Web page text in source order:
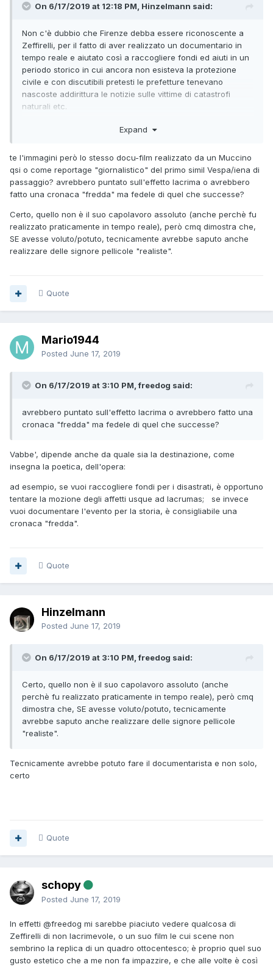
On 6/17/2019 at 12:18 PM, Hinzelmann said:
Non c'è dubbio che Firenze debba essere riconoscente a
Zeffirelli, per il fatto di aver realizzato un documentario in
tempo reale e aiutato così a raccogliere fondi ed aiuti in un
periodo storico in cui ancora non esisteva la protezione
civile e con discutibili pretesti le prefetture tenevano
nascoste addirittura le notizie sulle vittime di catastrofi
naturali etc.
Non so francamente quanto un'opera del genere possa
Expand
te l'immagini però lo stesso docu-film realizzato da un Muccino
qsi o come reportage "giornalistico" del primo simil Vespa/iena di
passaggio? avrebbero puntato sull'effetto lacrima o avrebbero
fatto una cronaca "fredda" ma fedele di quel che successe?
Certo, quello non è il suo capolavoro assoluto (anche perchè fu
realizzato praticamente in tempo reale), però cmq dimostra che,
SE avesse voluto/potuto, tecnicamente avrebbe saputo anche
realizzare delle signore pellicole "realiste".
Quote
Mario1944
Posted June 17, 2019
On 6/17/2019 at 3:10 PM, freedog said:
avrebbero puntato sull'effetto lacrima o avrebbero fatto una
cronaca "fredda" ma fedele di quel che successe?
Vabbe', dipende anche da quale sia la destinazione, come
insegna la poetica, dell'opera:
ad esempio, se vuoi raccogliere fondi per i disastrati, è opportuno
tentare la mozione degli affetti usque ad lacrumas; se invece
vuoi documentare l'evento per la storia, è consigliabile una
cronaca "fredda".
Quote
Hinzelmann
Posted June 17, 2019
On 6/17/2019 at 3:10 PM, freedog said:
Certo, quello non è il suo capolavoro assoluto (anche
perchè fu realizzato praticamente in tempo reale), però cmq
dimostra che, SE avesse voluto/potuto, tecnicamente
avrebbe saputo anche realizzare delle signore pellicole
"realiste".
Tecnicamente avrebbe potuto fare il documentarista e non solo,
certo
Quote
schopy
Posted June 17, 2019
In effetti @freedog mi sarebbe piaciuto vedere qualcosa di
Zeffirelli di non lacrimevole, o un suo film le cui scene non
sembrino la replica di un quadro ottocentesco; è proprio quel suo
gusto estetico che a me non fa impazzire, e che alle volte è così